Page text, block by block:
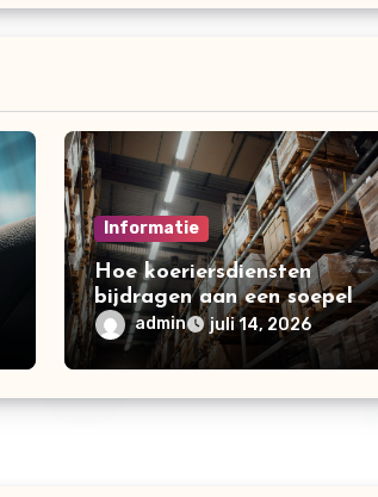
Informatie
Hoe koeriersdiensten
bijdragen aan een soepel
logistiek proces
admin juli 14, 2026